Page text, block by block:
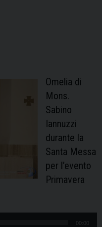
Omelia di
Mons.
Sabino
Iannuzzi
durante la
Santa Messa
per l’evento
Primavera
00:00